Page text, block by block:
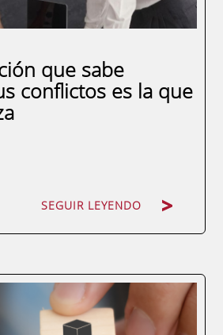
que sabe
conflictos es la que
SEGUIR LEYENDO
no es el conflicto. El
cuando nadie sabe qué
no es una anomalía